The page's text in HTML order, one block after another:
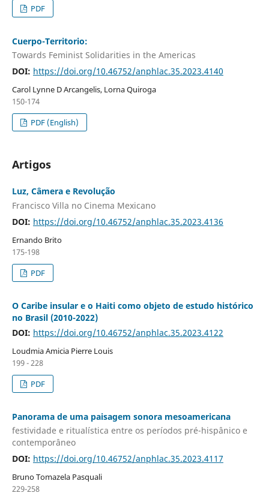
PDF
Cuerpo-Territorio:
Towards Feminist Solidarities in the Americas
DOI: https://doi.org/10.46752/anphlac.35.2023.4140
Carol Lynne D Arcangelis, Lorna Quiroga
150-174
PDF (English)
Artigos
Luz, Câmera e Revolução
Francisco Villa no Cinema Mexicano
DOI: https://doi.org/10.46752/anphlac.35.2023.4136
Ernando Brito
175-198
PDF
O Caribe insular e o Haiti como objeto de estudo histórico
no Brasil (2010-2022)
DOI: https://doi.org/10.46752/anphlac.35.2023.4122
Loudmia Amicia Pierre Louis
199 - 228
PDF
Panorama de uma paisagem sonora mesoamericana
festividade e ritualística entre os períodos pré-hispânico e
contemporâneo
DOI: https://doi.org/10.46752/anphlac.35.2023.4117
Bruno Tomazela Pasquali
229-258